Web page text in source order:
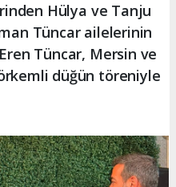
Hülya ve Tanju
Tüncar ailelerinin
Tüncar, Mersin ve
düğün töreniyle